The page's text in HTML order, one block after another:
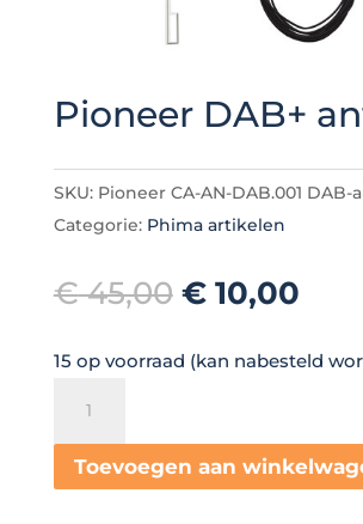
Pioneer DAB+
SKU: Pioneer CA-AN-DAB.001 DAB-
Categorie: Phima artikelen
€45,00
was:
€10,00
is:
15 op voorraad (kan nabesteld
antenne
aantal
Toevoegen aan